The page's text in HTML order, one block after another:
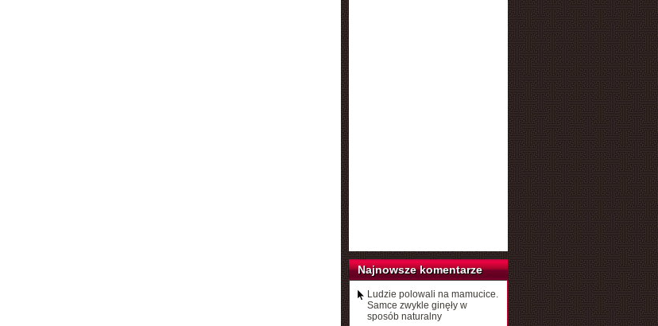
Najnowsze komentarze
Ludzie polowali na mamucice.
Samce zwykle ginęły w
sposób naturalny